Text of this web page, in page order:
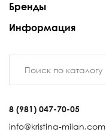
Бренды
Информация
8 (981) 047-70-05
info@kristina-milan.com